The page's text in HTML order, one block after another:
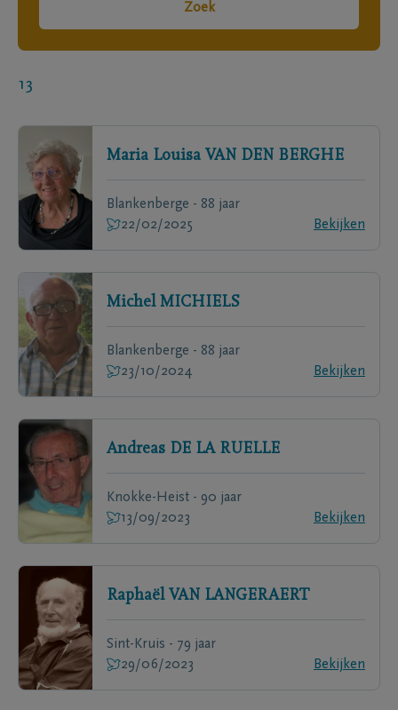
Zoek
13
Maria Louisa VAN DEN BERGHE
Blankenberge - 88 jaar
22/02/2025
Bekijken
Michel MICHIELS
Blankenberge - 88 jaar
23/10/2024
Bekijken
Andreas DE LA RUELLE
Knokke-Heist - 90 jaar
13/09/2023
Bekijken
Raphaël VAN LANGERAERT
Sint-Kruis - 79 jaar
29/06/2023
Bekijken